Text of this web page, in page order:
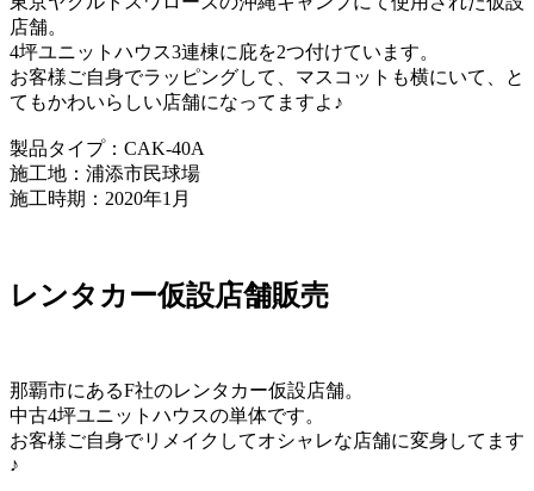
店舗。
4坪ユニットハウス3連棟に庇を2つ付けています。
お客様ご自身でラッピングして、マスコットも横にいて、と
てもかわいらしい店舗になってますよ♪
製品タイプ：CAK-40A
施工地：浦添市民球場
施工時期：2020年1月
レンタカー仮設店舗販売
那覇市にあるF社のレンタカー仮設店舗。
中古4坪ユニットハウスの単体です。
お客様ご自身でリメイクしてオシャレな店舗に変身してます
♪